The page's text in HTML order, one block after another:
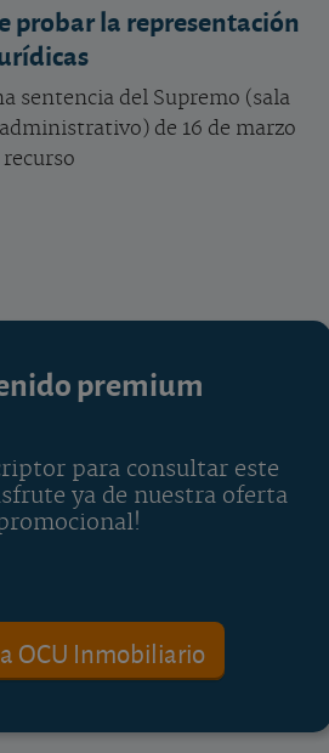
probar la representación
sentencia del Supremo (sala
de 16 de marzo
premium
para consultar este
ya de nuestra oferta
OCU Inmobiliario